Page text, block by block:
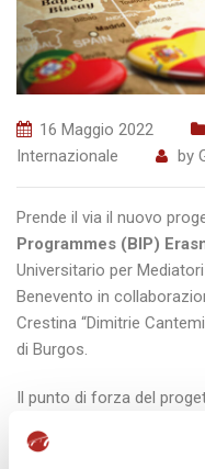
16 Maggio 2022
Internazionale
by
Prende il via il nuovo
Programmes (BIP)
Universitario per
Benevento in
Crestina “Dimitrie
di Burgos.
Il punto di forza del
flessibile per studenti e
apprendimento online